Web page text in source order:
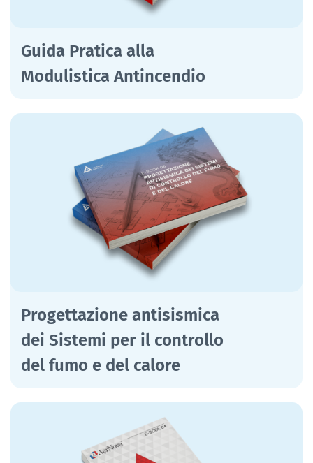
Guida Pratica alla
Modulistica Antincendio
Progettazione antisismica
dei Sistemi per il controllo
del fumo e del calore